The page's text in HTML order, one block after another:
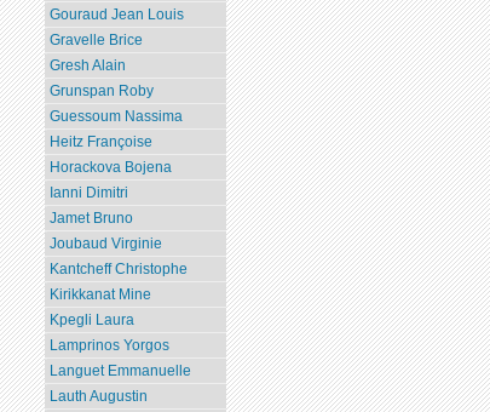
Gouraud Jean Louis
Gravelle Brice
Gresh Alain
Grunspan Roby
Guessoum Nassima
Heitz Françoise
Horackova Bojena
Ianni Dimitri
Jamet Bruno
Joubaud Virginie
Kantcheff Christophe
Kirikkanat Mine
Kpegli Laura
Lamprinos Yorgos
Languet Emmanuelle
Lauth Augustin